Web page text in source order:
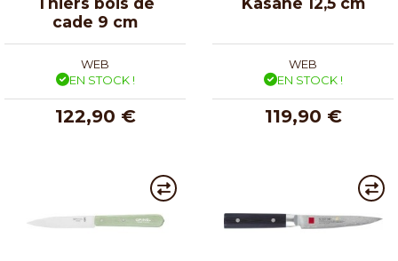
cade 9 cm
WEB
EN STOCK !
122,90 €
WEB
EN STOCK !
119,90 €